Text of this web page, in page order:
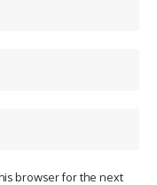
browser for the next